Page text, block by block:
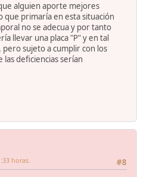
alguien aporte mejores
primaría en esta situación
no se adecua y por tanto
llevar una placa "P" y en tal
pero sujeto a cumplir con los
las deficiencias serían
#8
horas.